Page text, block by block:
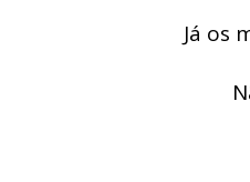
Já os